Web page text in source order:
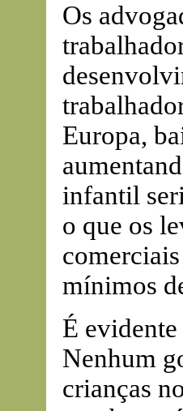
Os
Europa,
infantil
o que os
mínimos
É
Nenhum
crianças